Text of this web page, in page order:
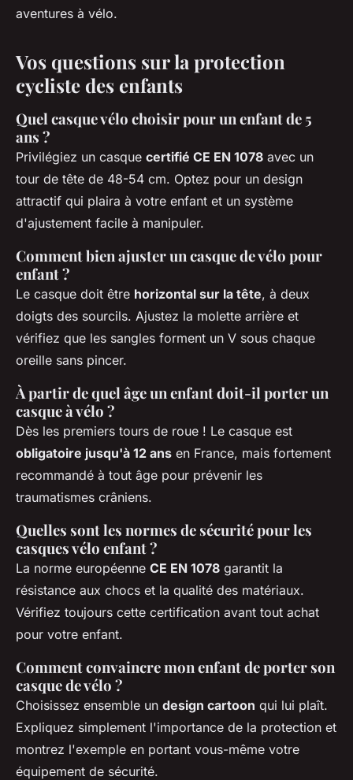
aventures à vélo.
Vos questions sur la protection
cycliste des enfants
Quel casque vélo choisir pour un enfant de 5
ans ?
Privilégiez un casque certifié CE EN 1078 avec un
tour de tête de 48-54 cm. Optez pour un design
attractif qui plaira à votre enfant et un système
d'ajustement facile à manipuler.
Comment bien ajuster un casque de vélo pour
enfant ?
Le casque doit être horizontal sur la tête, à deux
doigts des sourcils. Ajustez la molette arrière et
vérifiez que les sangles forment un V sous chaque
oreille sans pincer.
À partir de quel âge un enfant doit-il porter un
casque à vélo ?
Dès les premiers tours de roue ! Le casque est
obligatoire jusqu'à 12 ans en France, mais fortement
recommandé à tout âge pour prévenir les
traumatismes crâniens.
Quelles sont les normes de sécurité pour les
casques vélo enfant ?
La norme européenne CE EN 1078 garantit la
résistance aux chocs et la qualité des matériaux.
Vérifiez toujours cette certification avant tout achat
pour votre enfant.
Comment convaincre mon enfant de porter son
casque de vélo ?
Choisissez ensemble un design cartoon qui lui plaît.
Expliquez simplement l'importance de la protection et
montrez l'exemple en portant vous-même votre
équipement de sécurité.